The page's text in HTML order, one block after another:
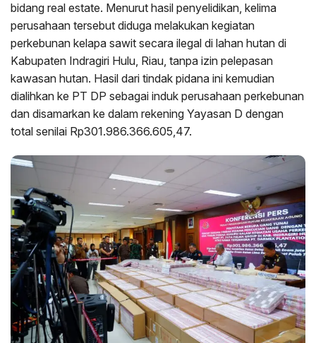
bidang real estate. Menurut hasil penyelidikan, kelima
perusahaan tersebut diduga melakukan kegiatan
perkebunan kelapa sawit secara ilegal di lahan hutan di
Kabupaten Indragiri Hulu, Riau, tanpa izin pelepasan
kawasan hutan. Hasil dari tindak pidana ini kemudian
dialihkan ke PT DP sebagai induk perusahaan perkebunan
dan disamarkan ke dalam rekening Yayasan D dengan
total senilai Rp301.986.366.605,47.